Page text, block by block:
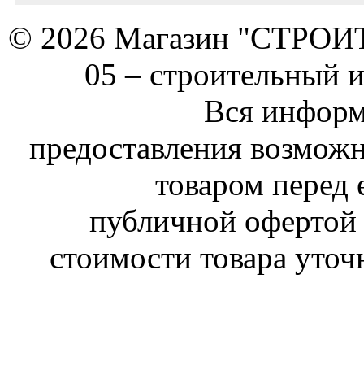
© 2026 Магазин
05 – строительный
Вся
предоставления
товаром перед
публичной
стоимости товара